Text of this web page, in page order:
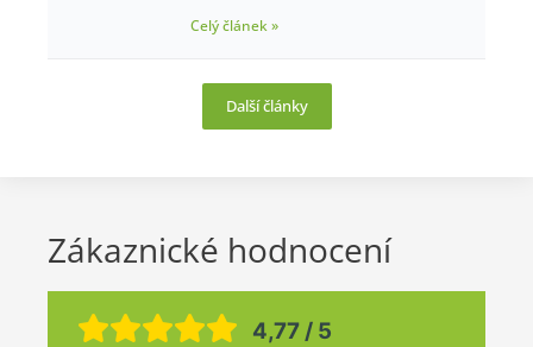
Celý článek »
Další články
Zákaznické hodnocení
4,77 / 5